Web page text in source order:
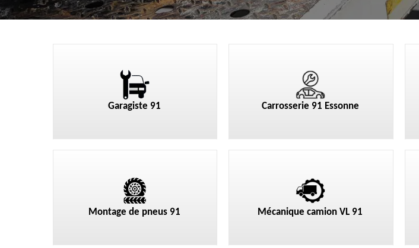
Garagiste 91 Carrosserie 91 Essonne
Montage de pneus 91 Mécanique camion VL 91